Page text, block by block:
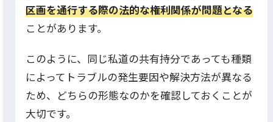
区画を通行する際の法的な権利関係が問題となる
ことがあります。
このように、同じ私道の共有持分であっても種類
によってトラブルの発生要因や解決方法が異なる
ため、どちらの形態なのかを確認しておくことが
大切です。